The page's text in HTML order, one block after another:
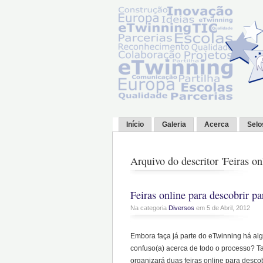
Início Galeria Acerca
Arquivo do descritor 'Feiras
Feiras online para descobrir
Na categoria Diversos em 5 de Abril, 2012
Embora faça já parte do eTwinning há
confuso(a) acerca de todo o processo?
organizará duas feiras online para